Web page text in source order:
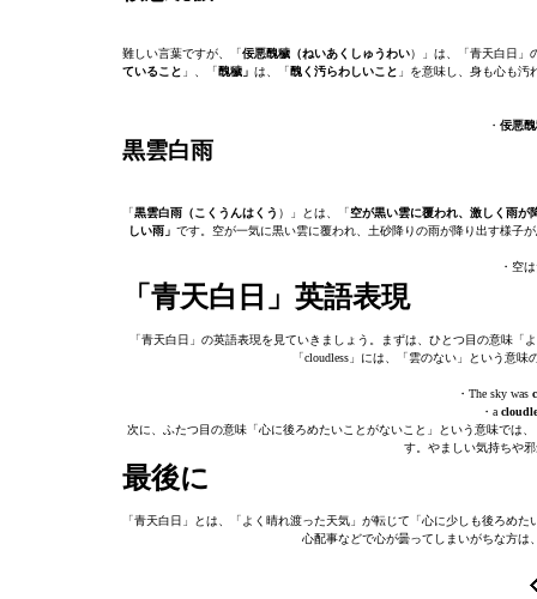
難しい言葉ですが、「佞悪醜穢（ねいあくしゅうわい）」は、「青天白日」
ていること 」、「醜穢」 は、「醜く汚らわしいこと 」を意味し、身も心も
・ 佞悪
黒雲白雨
「黒雲白雨（こくうんはくう ）」とは、「空が黒い雲に覆われ、激しく雨が
しい雨」 です。空が一気に黒い雲に覆われ、土砂降りの雨が降り出す様子
・空
「青天白日」英語表現
「青天白日」の英語表現を見ていきましょう。まずは、ひとつ目の意味「
「cloudless」には、「雲のない」という意
・The sky was
・a
次に、ふたつ目の意味「心に後ろめたいことがないこと」という意味では、
す。やましい気持ちや
最後に
「青天白日」とは、「よく晴れ渡った天気」が転じて「心に少しも後ろめ
心配事などで心が曇ってしまいがちな方は